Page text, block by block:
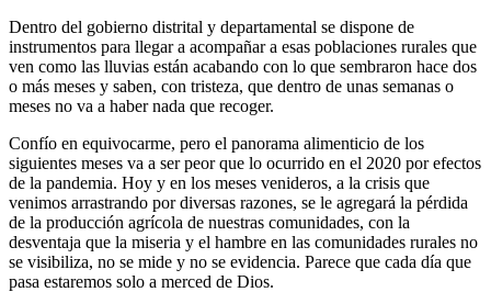
Dentro del gobierno distrital y departamental se dispone de
instrumentos para llegar a acompañar a esas poblaciones rurales que
ven como las lluvias están acabando con lo que sembraron hace dos
o más meses y saben, con tristeza, que dentro de unas semanas o
meses no va a haber nada que recoger.
Confío en equivocarme, pero el panorama alimenticio de los
siguientes meses va a ser peor que lo ocurrido en el 2020 por efectos
de la pandemia. Hoy y en los meses venideros, a la crisis que
venimos arrastrando por diversas razones, se le agregará la pérdida
de la producción agrícola de nuestras comunidades, con la
desventaja que la miseria y el hambre en las comunidades rurales no
se visibiliza, no se mide y no se evidencia. Parece que cada día que
pasa estaremos solo a merced de Dios.